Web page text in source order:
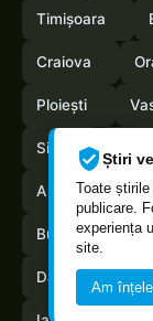
Știri
Toate
publicare.
experiența
site.
Am
Timișoara
Craiova
Ploiești
Sibiu
Arges
Buzau
Dambovita